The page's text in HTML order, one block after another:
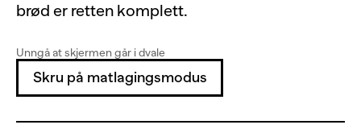
brød er retten komplett.
Unngå at skjermen går i dvale
Skru på matlagingsmodus